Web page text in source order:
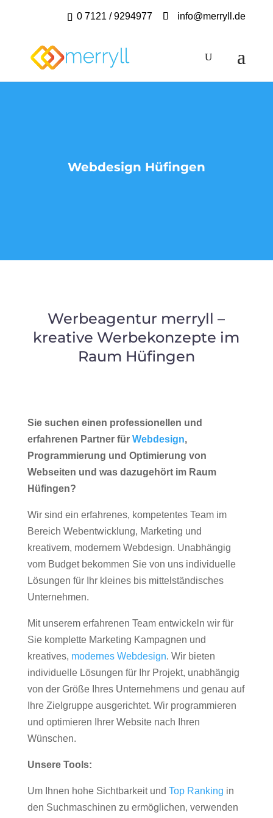
0 7121 / 9294977 info@merryll.de
Webdesign Hüfingen
Werbeagentur merryll –
kreative Werbekonzepte im
Raum Hüfingen
Sie suchen einen professionellen und
erfahrenen Partner für Webdesign,
Programmierung und Optimierung von
Webseiten und was dazugehört im Raum
Hüfingen?
Wir sind ein erfahrenes, kompetentes Team im
Bereich Webentwicklung, Marketing und
kreativem, modernem Webdesign. Unabhängig
vom Budget bekommen Sie von uns individuelle
Lösungen für Ihr kleines bis mittelständisches
Unternehmen.
Mit unserem erfahrenen Team entwickeln wir für
Sie komplette Marketing Kampagnen und
kreatives, modernes Webdesign. Wir bieten
individuelle Lösungen für Ihr Projekt, unabhängig
von der Größe Ihres Unternehmens und genau auf
Ihre Zielgruppe ausgerichtet. Wir programmieren
und optimieren Ihrer Website nach Ihren
Wünschen.
Unsere Tools:
Um Ihnen hohe Sichtbarkeit und Top Ranking in
den Suchmaschinen zu ermöglichen, verwenden